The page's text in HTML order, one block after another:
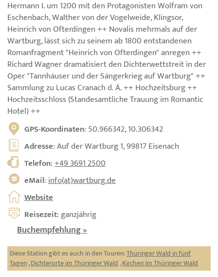
Hermann I. um 1200 mit den Protagonisten Wolfram von
Eschenbach, Walther von der Vogelweide, Klingsor,
Heinrich von Ofterdingen ++ Novalis mehrmals auf der
Wartburg, lässt sich zu seinem ab 1800 entstandenen
Romanfragment "Heinrich von Ofterdingen" anregen ++
Richard Wagner dramatisiert den Dichterwettstreit in der
Oper "Tannhäuser und der Sängerkrieg auf Wartburg" ++
Sammlung zu Lucas Cranach d. Ä. ++ Hochzeitsburg ++
Hochzeitsschloss (Standesamtliche Trauung im Romantic
Hotel) ++
GPS-Koordinaten: 50.966342, 10.306342
Adresse: Auf der Wartburg 1, 99817 Eisenach
Telefon:+49 3691 2500
eMail:info(at)wartburg.de
Website
Reisezeit: ganzjährig
Buchempfehlung »
Diese Station gibt es auch in den Touren:Thüringer Wald in fünf
Tagen,Dichterorte im Thüringer Wald,Kirchen im Thüringer Wald